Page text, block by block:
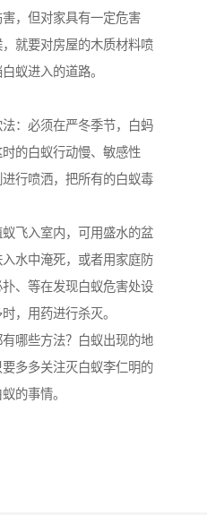
，但对家具有一定危害
就要对房屋的木质材料喷
蚁进入的道路。
：必须在严冬季节，白蚂
的白蚁行动慢、敏感性
行喷洒，把所有的白蚁毒
飞入室内，可用盛水的盆
水中淹死，或者用家庭防
、等在发现白蚁危害处设
，用药进行杀灭。
哪些方法？白蚁出现的地
多多关注灭白蚁李仁明的
的事情。